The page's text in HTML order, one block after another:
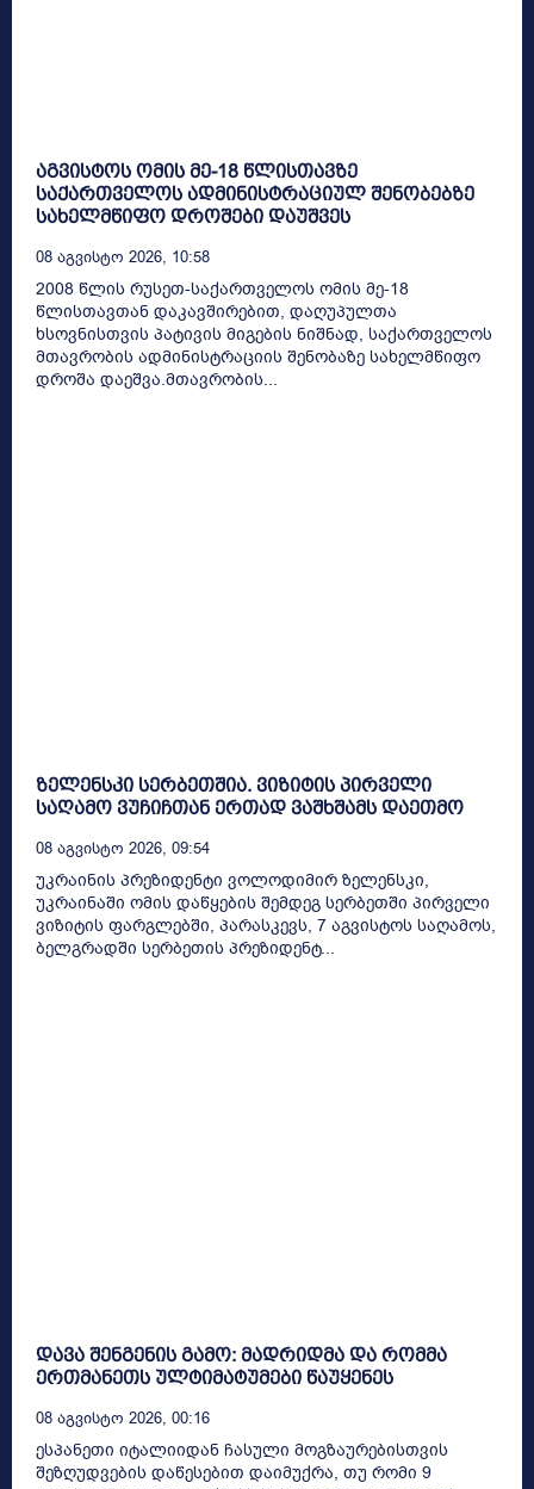
აგვისტოს ომის მე-18 წლისთავზე
საქართველოს ადმინისტრაციულ შენობებზე
სახელმწიფო დროშები დაუშვეს
08 Აგვისტო 2026, 10:58
2008 წლის რუსეთ-საქართველოს ომის მე-18
წლისთავთან დაკავშირებით, დაღუპულთა
ხსოვნისთვის პატივის მიგების ნიშნად, საქართველოს
მთავრობის ადმინისტრაციის შენობაზე სახელმწიფო
დროშა დაეშვა.მთავრობის...
ზელენსკი სერბეთშია. ვიზიტის პირველი
საღამო ვუჩიჩთან ერთად ვაშხშამს დაეთმო
08 Აგვისტო 2026, 09:54
უკრაინის პრეზიდენტი ვოლოდიმირ ზელენსკი,
უკრაინაში ომის დაწყების შემდეგ სერბეთში პირველი
ვიზიტის ფარგლებში, პარასკევს, 7 აგვისტოს საღამოს,
ბელგრადში სერბეთის პრეზიდენტ...
დავა შენგენის გამო: მადრიდმა და რომმა
ერთმანეთს ულტიმატუმები წაუყენეს
08 Აგვისტო 2026, 00:16
ესპანეთი იტალიიდან ჩასული მოგზაურებისთვის
შეზღუდვების დაწესებით დაიმუქრა, თუ რომი 9